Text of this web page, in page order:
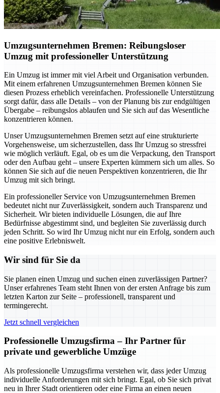
Umzugsunternehmen Bremen: Reibungsloser
Umzug mit professioneller Unterstützung
Ein Umzug ist immer mit viel Arbeit und Organisation verbunden.
Mit einem erfahrenen Umzugsunternehmen Bremen können Sie
diesen Prozess erheblich vereinfachen. Professionelle Unterstützung
sorgt dafür, dass alle Details – von der Planung bis zur endgültigen
Übergabe – reibungslos ablaufen und Sie sich auf das Wesentliche
konzentrieren können.
Unser Umzugsunternehmen Bremen setzt auf eine strukturierte
Vorgehensweise, um sicherzustellen, dass Ihr Umzug so stressfrei
wie möglich verläuft. Egal, ob es um die Verpackung, den Transport
oder den Aufbau geht – unsere Experten kümmern sich um alles. So
können Sie sich auf die neuen Perspektiven konzentrieren, die Ihr
Umzug mit sich bringt.
Ein professioneller Service von Umzugsunternehmen Bremen
bedeutet nicht nur Zuverlässigkeit, sondern auch Transparenz und
Sicherheit. Wir bieten individuelle Lösungen, die auf Ihre
Bedürfnisse abgestimmt sind, und begleiten Sie zuverlässig durch
jeden Schritt. So wird Ihr Umzug nicht nur ein Erfolg, sondern auch
eine positive Erlebniswelt.
Wir sind für Sie da
Sie planen einen Umzug und suchen einen zuverlässigen Partner?
Unser erfahrenes Team steht Ihnen von der ersten Anfrage bis zum
letzten Karton zur Seite – professionell, transparent und
termingerecht.
Jetzt schnell vergleichen
Professionelle Umzugsfirma – Ihr Partner für
private und gewerbliche Umzüge
Als professionelle Umzugsfirma verstehen wir, dass jeder Umzug
individuelle Anforderungen mit sich bringt. Egal, ob Sie sich privat
neu in Ihrer Stadt orientieren oder eine Firma an einen neuen